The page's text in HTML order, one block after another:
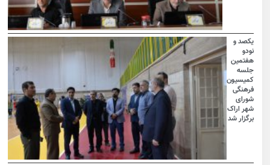
یکصد و
نودو
هفتمین
جلسه
کمیسیون
فرهنگی
شورای
شهر اراک
برگزار شد